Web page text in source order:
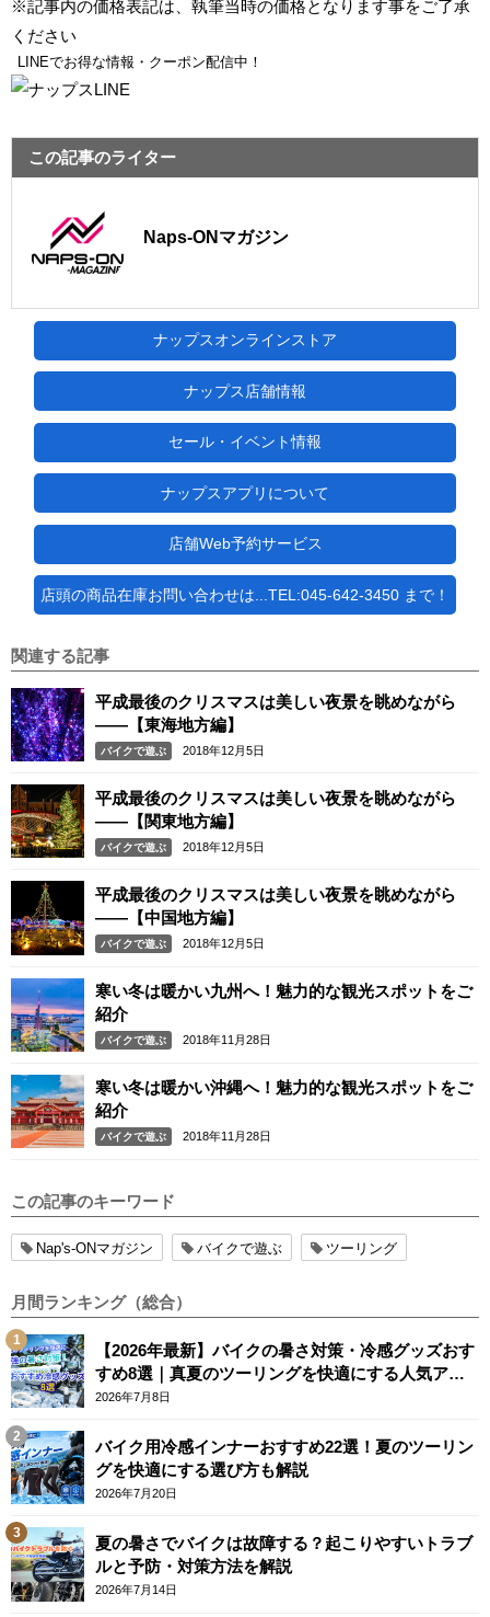
※記事内の価格表記は、執筆当時の価格となります事をご了承
ください
LINEでお得な情報・クーポン配信中！
この記事のライター
Naps-ONマガジン
ナップスオンラインストア
ナップス店舗情報
セール・イベント情報
ナップスアプリについて
店舗Web予約サービス
店頭の商品在庫お問い合わせは...TEL:045-642-3450 まで！
関連する記事
平成最後のクリスマスは美しい夜景を眺めながら
――【東海地方編】
バイクで遊ぶ 2018年12月5日
平成最後のクリスマスは美しい夜景を眺めながら
――【関東地方編】
バイクで遊ぶ 2018年12月5日
平成最後のクリスマスは美しい夜景を眺めながら
――【中国地方編】
バイクで遊ぶ 2018年12月5日
寒い冬は暖かい九州へ！魅力的な観光スポットをご
紹介
バイクで遊ぶ 2018年11月28日
寒い冬は暖かい沖縄へ！魅力的な観光スポットをご
紹介
バイクで遊ぶ 2018年11月28日
この記事のキーワード
Nap's-ONマガジン バイクで遊ぶ ツーリング
月間ランキング（総合）
【2026年最新】バイクの暑さ対策・冷感グッズおす
すめ8選｜真夏のツーリングを快適にする人気アイ
テム
2026年7月8日
バイク用冷感インナーおすすめ22選！夏のツーリン
グを快適にする選び方も解説
2026年7月20日
夏の暑さでバイクは故障する？起こりやすいトラブ
ルと予防・対策方法を解説
2026年7月14日